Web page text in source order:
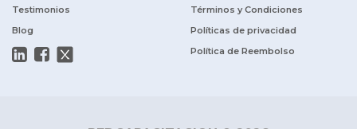
Testimonios
Blog
Términos y Condiciones
Políticas de privacidad
Política de Reembolso